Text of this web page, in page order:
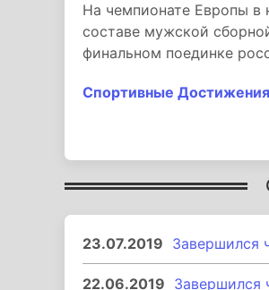
На чемпионате Европы
составе мужской
финальном поединке
Спортивные
23.07.2019 Завершился
22.06.2019 Завершился